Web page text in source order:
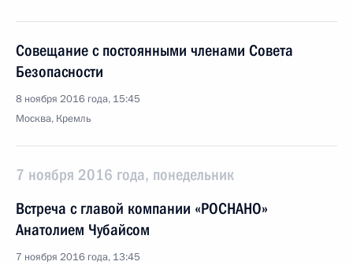
Совещание с постоянными членами Совета
Безопасности
8 ноября 2016 года, 15:45
Москва, Кремль
7 ноября 2016 года, понедельник
Встреча с главой компании «РОСНАНО»
Анатолием Чубайсом
7 ноября 2016 года, 13:45